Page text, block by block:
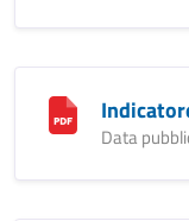
Data